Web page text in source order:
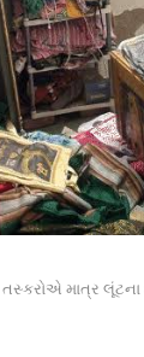
માત્ર લૂંટના